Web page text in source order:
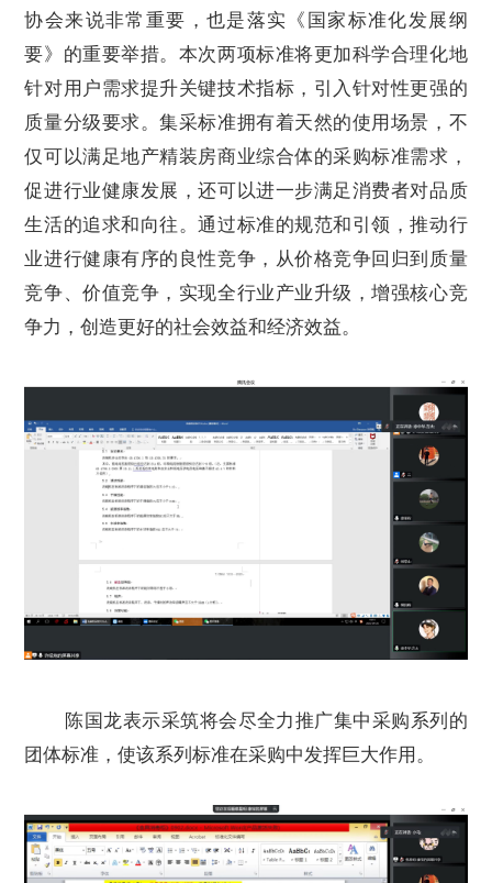
协会来说非常重要，也是落实《国家标准化发展纲
要》的重要举措。本次两项标准将更加科学合理化地
针对用户需求提升关键技术指标，引入针对性更强的
质量分级要求。集采标准拥有着天然的使用场景，不
仅可以满足地产精装房商业综合体的采购标准需求，
促进行业健康发展，还可以进一步满足消费者对品质
生活的追求和向往。通过标准的规范和引领，推动行
业进行健康有序的良性竞争，从价格竞争回归到质量
竞争、价值竞争，实现全行业产业升级，增强核心竞
争力，创造更好的社会效益和经济效益。
陈国龙表示采筑将会尽全力推广集中采购系列的
团体标准，使该系列标准在采购中发挥巨大作用。